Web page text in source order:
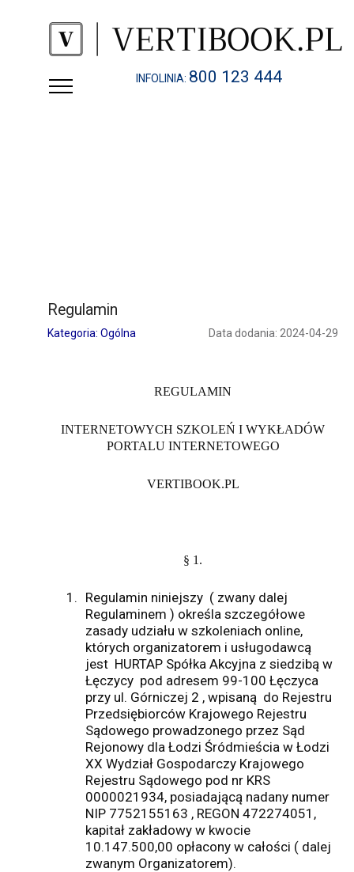
INFOLINIA: 800 123 444
Regulamin
Kategoria: Ogólna Data dodania: 2024-04-29
REGULAMIN
INTERNETOWYCH SZKOLEŃ I WYKŁADÓW
PORTALU INTERNETOWEGO
VERTIBOOK.PL
§ 1.
1. Regulamin niniejszy ( zwany dalej
Regulaminem ) określa szczegółowe
zasady udziału w szkoleniach online,
których organizatorem i usługodawcą
jest HURTAP Spółka Akcyjna z siedzibą w
Łęczycy pod adresem 99-100 Łęczyca
przy ul. Górniczej 2 , wpisaną do Rejestru
Przedsiębiorców Krajowego Rejestru
Sądowego prowadzonego przez Sąd
Rejonowy dla Łodzi Śródmieścia w Łodzi
XX Wydział Gospodarczy Krajowego
Rejestru Sądowego pod nr KRS
0000021934, posiadającą nadany numer
NIP 7752155163 , REGON 472274051,
kapitał zakładowy w kwocie
10.147.500,00 opłacony w całości ( dalej
zwanym Organizatorem).